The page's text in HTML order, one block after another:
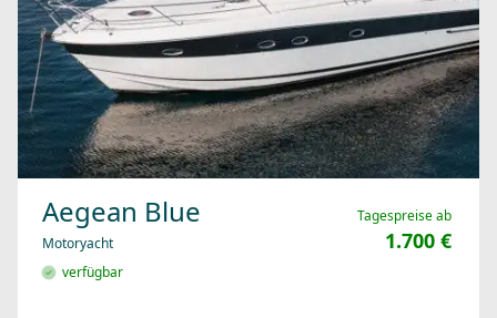
Aegean Blue
Motoryacht
verfügbar
Tagespreise ab
1.700 €